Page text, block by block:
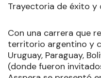
Trayectoria de éxito y
Con una carrera que
territorio argentino y
Uruguay, Paraguay,
(donde fueron